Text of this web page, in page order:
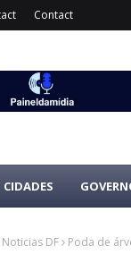
Contact
CIDADES
Noticias DF Poda de